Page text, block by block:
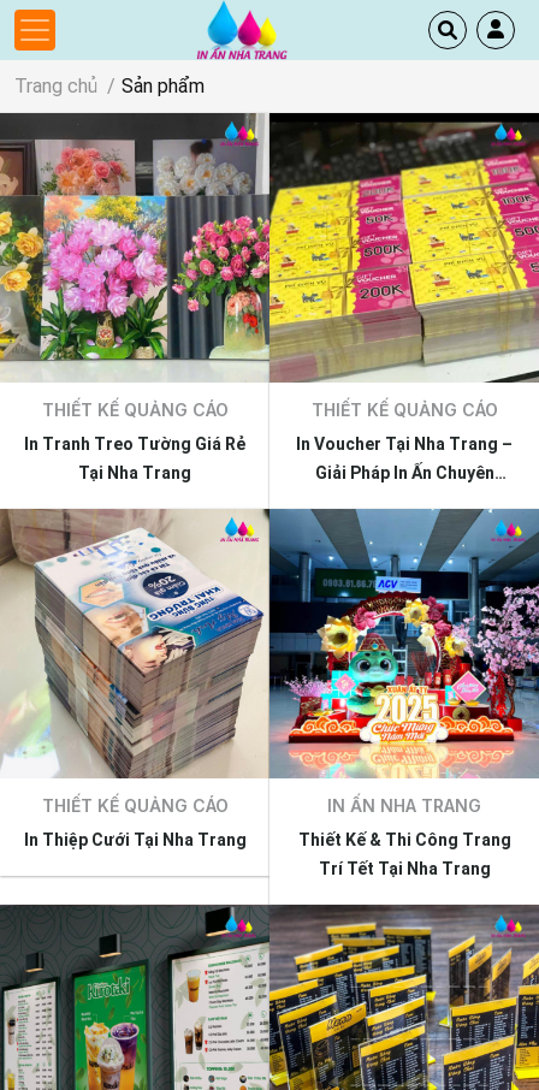
Trang chủ Sản phẩm
THIẾT KẾ QUẢNG CÁO
In Tranh Treo Tường Giá Rẻ
Tại Nha Trang
THIẾT KẾ QUẢNG CÁO
In Voucher Tại Nha Trang –
Giải Pháp In Ấn Chuyên
THIẾT KẾ QUẢNG CÁO
In Thiệp Cưới Tại Nha Trang
IN ẤN NHA TRANG
Thiết Kế & Thi Công Trang
Trí Tết Tại Nha Trang